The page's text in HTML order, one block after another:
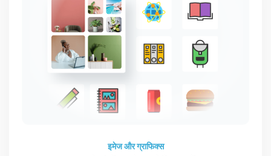
इमेज और ग्राफिक्स